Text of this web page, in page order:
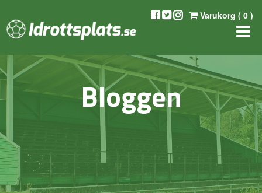
Varukorg ( 0 )
Bloggen